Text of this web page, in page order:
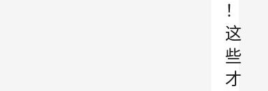
！
这
些
才